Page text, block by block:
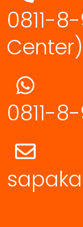
0811-
Center)
0811-